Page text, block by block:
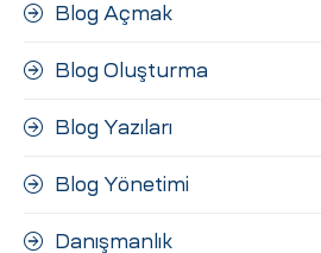
Blog Açmak
Blog Oluşturma
Blog Yazıları
Blog Yönetimi
Danışmanlık